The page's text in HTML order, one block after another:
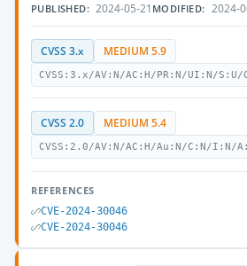
PUBLISHED: 2024-05-21 MODIFIED: 2024-
CVSS 3.x MEDIUM 5.9
CVSS:3.x/AV:N/AC:H/PR:N/UI:N/
CVSS 2.0 MEDIUM 5.4
CVSS:2.0/AV:N/AC:H/Au:N/C:N/I:N/
REFERENCES
CVE-2024-30046
CVE-2024-30046